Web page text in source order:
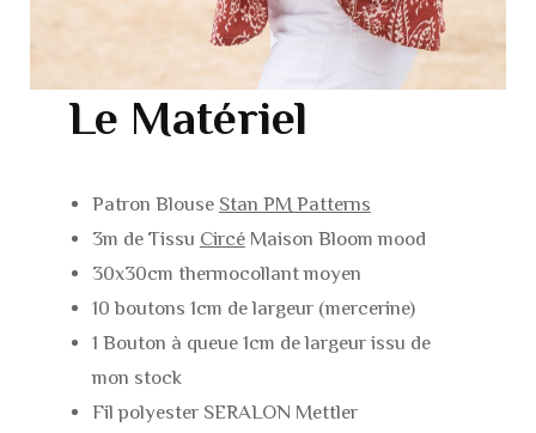
Le Matériel
Patron Blouse Stan PM Patterns
3m de Tissu CircéMaison Bloom mood
30x30cm thermocollant moyen
10 boutons 1cm de largeur (mercerine)
1 Bouton à queue 1cm de largeur issu de
mon stock
Fil polyester SERALON Mettler